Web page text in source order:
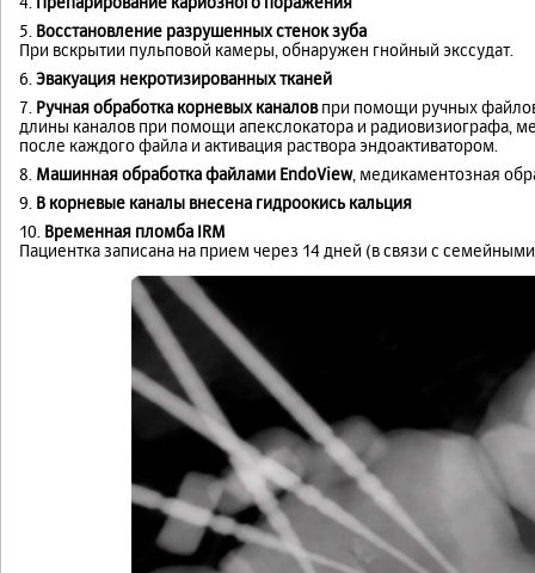
5. Восстановление разрушенных стенок зуба
При вскрытии пульповой камеры, обнаружен гнойный экссудат.
6. Эвакуация некротизированных тканей
7. Ручная обработка корневых каналовпри помощи ручных
длины каналов при помощи апекслокатора и радиовизиографа,
после каждого файла и активация раствора эндоактиватором.
8. Машинная обработка файлами EndoView, медикаментозная
9. В корневые каналы внесена гидроокись кальция
10. Временная пломба IRM
Пациентка записана на прием через 14 дней (в связи с